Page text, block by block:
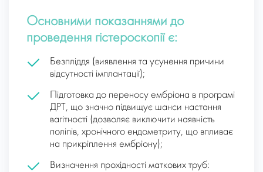
Основними показаннями до
проведення гістероскопії є:
Безпліддя (виявлення та усунення причини
відсутності імплантації);
Підготовка до переносу ембріона в програмі
ДРТ, що значно підвищує шанси настання
вагітності (дозволяє виключити наявність
поліпів, хронічного ендометриту, що впливає
на прикріплення ембріону);
Визначення прохідності маткових труб: